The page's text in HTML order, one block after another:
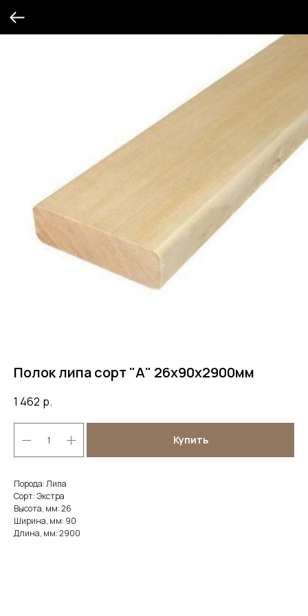
Полок липа сорт "А" 26х90х2900мм
1 462 р.
Купить
Порода: Липа
Сорт: Экстра
Высота, мм: 26
Ширина, мм: 90
Длина, мм: 2900